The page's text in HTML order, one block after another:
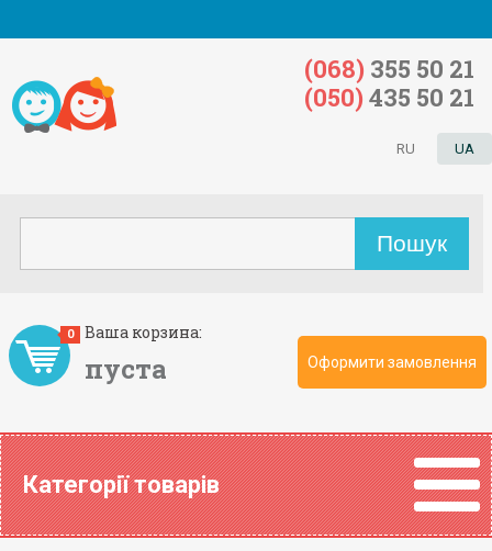
Ваша корзина:
пуста
0
Оформити замовлення
RU UA
(068) 355 50 21
(050) 435 50 21
Категорії товарів